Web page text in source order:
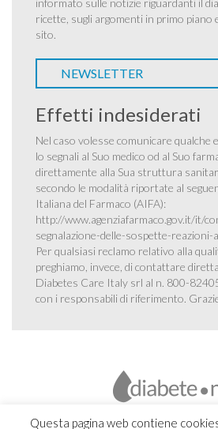
Questa pagina web contiene
ricette, sugli argomenti in primo piano
sito.
NEWSLETTER
Effetti indesiderati
Nel caso volesse comunicare qualche
lo segnali al Suo medico od al Suo
direttamente alla Sua struttura
secondo le modalità riportate al
Italiana del Farmaco (AIFA):
http://www.agenziafarmaco.gov.it/it/
segnalazione-delle-sospette-reazioni-
Per qualsiasi reclamo relativo alla
preghiamo, invece, di contattare
Diabetes Care Italy srl al n. 800-
con i responsabili di riferimento.